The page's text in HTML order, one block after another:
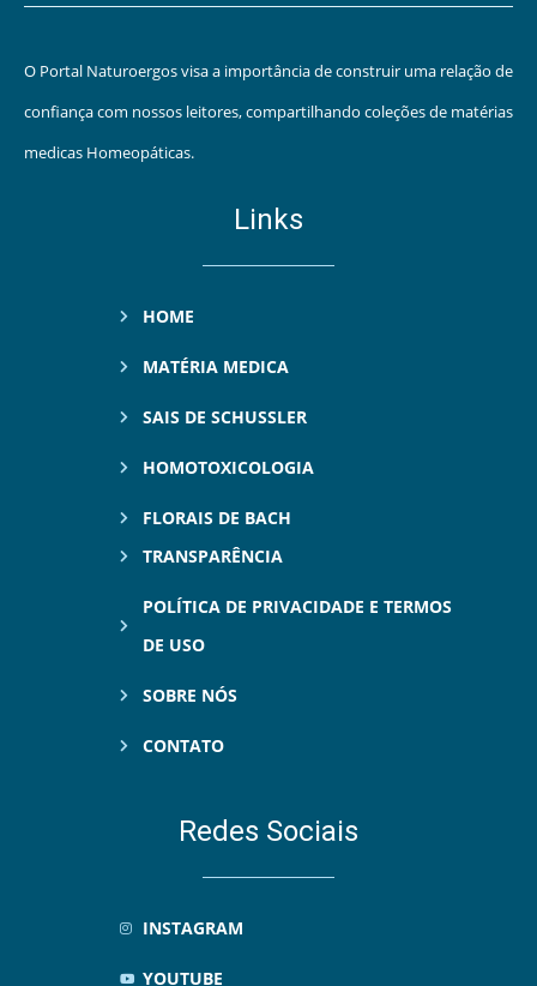
O Portal Naturoergos visa a importância de construir uma relação de
confiança com nossos leitores, compartilhando coleções de matérias
medicas Homeopáticas.
Links
HOME
MATÉRIA MEDICA
SAIS DE SCHUSSLER
HOMOTOXICOLOGIA
FLORAIS DE BACH
TRANSPARÊNCIA
POLÍTICA DE PRIVACIDADE E TERMOS
DE USO
SOBRE NÓS
CONTATO
Redes Sociais
INSTAGRAM
YOUTUBE